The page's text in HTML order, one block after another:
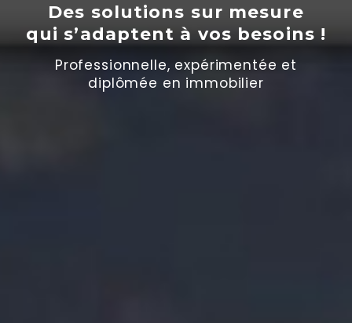
Des solutions sur mesure
qui s’adaptent à vos besoins !
Professionnelle, expérimentée et
diplômée en immobilier